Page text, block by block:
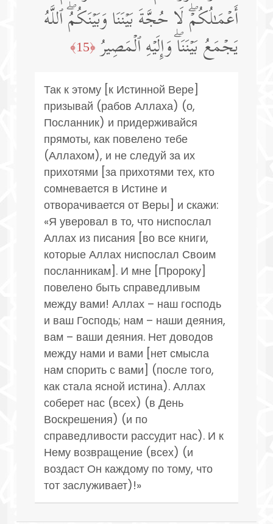
أَعۡمَـٰلُكُمۡۖ لَا حُجَّةَ بَیۡنَنَا وَبَیۡنَكُمُۖ ٱللَّهُ
یَجۡمَعُ بَیۡنَنَاۖ وَإِلَیۡهِ ٱلۡمَصِیرُ ﴿15﴾
Так к этому [к Истинной Вере]
призывай (рабов Аллаха) (о,
Посланник) и придерживайся
прямоты, как повелено тебе
(Аллахом), и не следуй за их
прихотями [за прихотями тех, кто
сомневается в Истине и
отворачивается от Веры] и скажи:
«Я уверовал в то, что ниспослал
Аллах из писания [во все книги,
которые Аллах ниспослал Своим
посланникам]. И мне [Пророку]
повелено быть справедливым
между вами! Аллах – наш господь
и ваш Господь; нам – наши деяния,
вам – ваши деяния. Нет доводов
между нами и вами [нет смысла
нам спорить с вами] (после того,
как стала ясной истина). Аллах
соберет нас (всех) (в День
Воскрешения) (и по
справедливости рассудит нас). И к
Нему возвращение (всех) (и
воздаст Он каждому по тому, что
тот заслуживает)!»